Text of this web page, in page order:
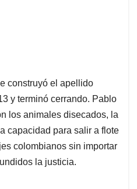
construyó el apellido
y terminó cerrando. Pablo
los animales disecados, la
capacidad para salir a flote
colombianos sin importar
la justicia.